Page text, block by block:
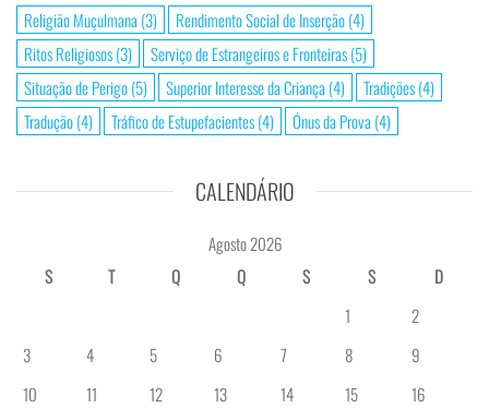
Religião Muçulmana (3) Rendimento Social de Inserção(4)
Ritos Religiosos(3) Serviço de Estrangeiros e Fronteiras(5)
Situação de Perigo(5) Superior Interesse da Criança (4) Tradições(4)
Tradução(4) Tráfico de Estupefacientes(4) Ónus da Prova (4)
CALENDÁRIO
Agosto 2026
S
T Q Q S S
D
1
2
3
4 5 6 7 8
9
10
11 12 13 14 15
16